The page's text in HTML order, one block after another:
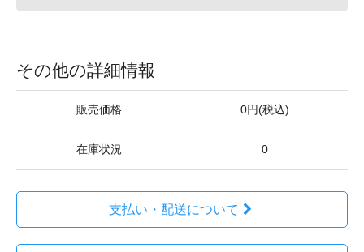
その他の詳細情報
販売価格 0円(税込)
在庫状況 0
支払い・配送について